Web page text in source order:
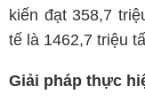
kiến đạt 358,7
tế là 1462,7 triệu
Giải pháp thực